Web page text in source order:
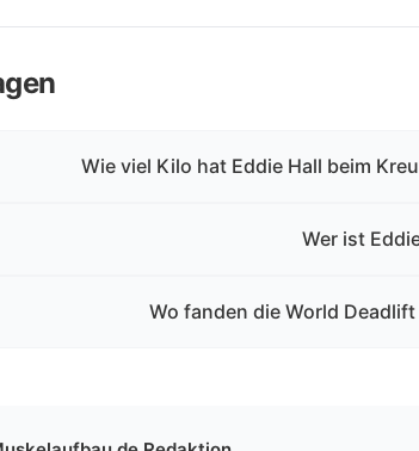
Wie viel Kilo hat Eddie Hall beim
Wer ist
Wo fanden die World